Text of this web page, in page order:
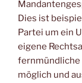
Dies ist
Partei um ein
eigene
möglich und